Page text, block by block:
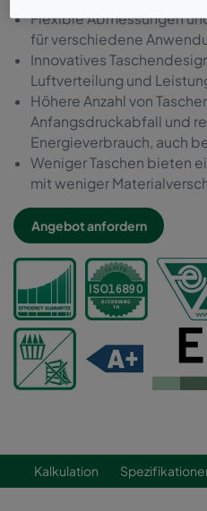
Flexible Abmessungen
für verschiedene
Innovatives
Luftverteilung und
Höhere Anzahl von
Anfangsdruckabfall und
Energieverbrauch, auch
Weniger Taschen bieten
mit weniger
Angebot anfordern
Kalkulation